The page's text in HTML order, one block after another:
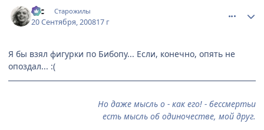
asc Старожилы
20 Сентября, 200817 г
Я бы взял фигурки по Бибопу... Если, конечно, опять не
опоздал... :(
Но даже мысль о - как его! - бессмертьи
есть мысль об одиночестве, мой друг.